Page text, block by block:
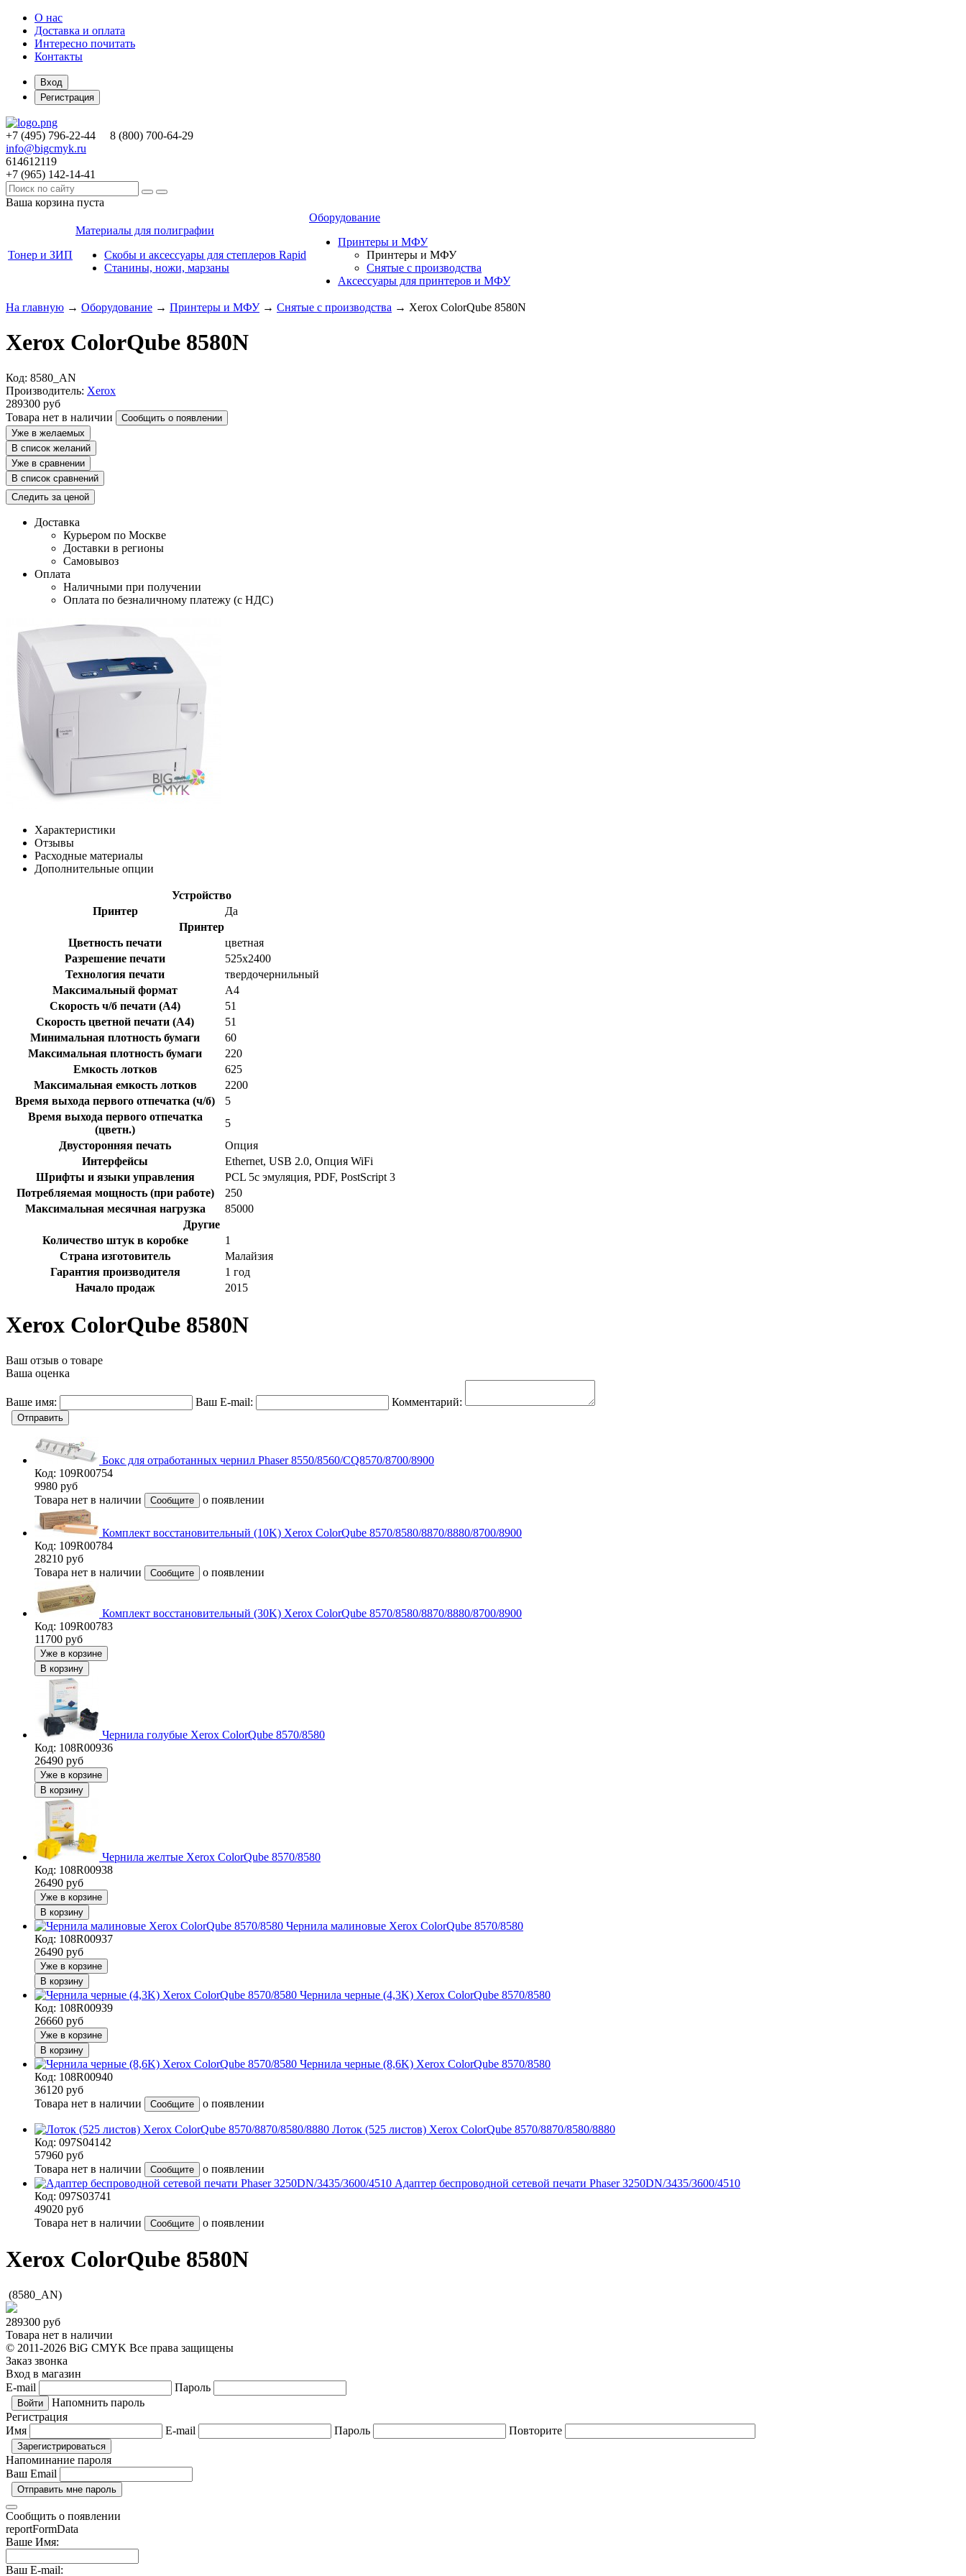
О нас
Доставка и оплата
Интересно почитать
Контакты
Вход
Регистрация
+7 (495) 796-22-44 8 (800) 700-64-29
info@bigcmyk.ru
614612119
+7 (965) 142-14-41
Ваша корзина пуста
Тонер и ЗИП
Материалы для полиграфии
Скобы и аксессуары для степлеров Rapid
Станины, ножи, марзаны
Оборудование
Принтеры и МФУ
Принтеры и МФУ
Снятые с производства
Аксессуары для принтеров и МФУ
На главную → Оборудование → Принтеры и МФУ→ Снятые с производства → Xerox ColorQube 8580N
Xerox ColorQube 8580N
Код: 8580_AN
Производитель: Xerox
289300 руб
Товара нет в наличии
Сообщить о появлении
Уже в желаемых
В список желаний
Уже в сравнении
В список сравнений
Следить за ценой
Доставка
Курьером по Москве
Доставки в регионы
Самовывоз
Оплата
Наличными при получении
Оплата по безналичному платежу (с НДС)
Характеристики
Отзывы
Раcходные материалы
Дополнительные опции
Устройство
Принтер
Да
Принтер
Цветность печати
цветная
Разрешение печати
525х2400
Технология печати
твердочернильный
Максимальный формат
A4
Скорость ч/б печати (A4)
51
Скорость цветной печати (A4)
51
Минимальная плотность бумаги
60
Максимальная плотность бумаги
220
Емкость лотков
625
Максимальная емкость лотков
2200
Время выхода первого отпечатка (ч/б)
5
Время выхода первого отпечатка
(цветн.)
5
Двусторонняя печать
Опция
Интерфейсы
Ethernet, USB 2.0, Опция WiFi
Шрифты и языки управления
PCL 5c эмуляция, PDF, PostScript 3
Потребляемая мощность (при работе)
250
Максимальная месячная нагрузка
85000
Другие
Количество штук в коробке
1
Страна изготовитель
Малайзия
Гарантия производителя
1 год
Начало продаж
2015
Xerox ColorQube 8580N
Ваш отзыв о товаре
Ваша оценка
Ваше имя: Ваш E-mail: Комментарий:
Отправить
Бокс для отработанных чернил Phaser 8550/8560/CQ8570/8700/8900
Код: 109R00754
9980 руб
Товара нет в наличии
Сообщите о появлении
Комплект восстановительный (10K) Xerox ColorQube 8570/8580/8870/8880/8700/8900
Код: 109R00784
28210 руб
Товара нет в наличии
Сообщите о появлении
Комплект восстановительный (30K) Xerox ColorQube 8570/8580/8870/8880/8700/8900
Код: 109R00783
11700 руб
Уже в корзине
В корзину
Чернила голубые Xerox ColorQube 8570/8580
Код: 108R00936
26490 руб
Уже в корзине
В корзину
Чернила желтые Xerox ColorQube 8570/8580
Код: 108R00938
26490 руб
Уже в корзине
В корзину
Чернила малиновые Xerox ColorQube 8570/8580
Код: 108R00937
26490 руб
Уже в корзине
В корзину
Чернила черные (4,3K) Xerox ColorQube 8570/8580
Код: 108R00939
26660 руб
Уже в корзине
В корзину
Чернила черные (8,6K) Xerox ColorQube 8570/8580
Код: 108R00940
36120 руб
Товара нет в наличии
Сообщите о появлении
Лоток (525 листов) Xerox ColorQube 8570/8870/8580/8880
Код: 097S04142
57960 руб
Товара нет в наличии
Сообщите
о появлении
Адаптер беспроводной сетевой печати Phaser 3250DN/3435/3600/4510
Код: 097S03741
49020 руб
Товара нет в наличии
Сообщите о появлении
Xerox ColorQube 8580N
(8580_AN)
289300 руб
Товара нет в наличии
© 2011-2026 BiG CMYK Все права защищены
Заказ звонка
Вход в магазин
E-mail
Пароль
Напомнить пароль
Регистрация
Имя
E-mail Пароль Повторите
Напоминание пароля
Ваш Email
Сообщить о появлении
reportFormData
Ваше Имя:
Ваш E-mail: